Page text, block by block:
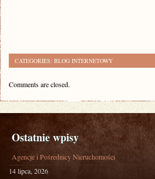
CATEGORIES: BLOG INTERNETOWY
Comments are closed.
Ostatnie wpisy
Agencje i Pośrednicy Nieruchomości
14 lipca, 2026